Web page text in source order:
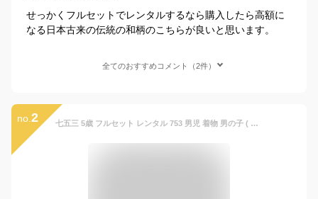
せっかくフルセットでレンタルするなら購入したら高額に
なる日本古来の伝統の和柄のこちらが良いと思います。
全てのおすすめコメント（2件）
no. 2 七五三 5歳 フルセット レンタル 753 男児 着物 男の子 ( 五歳 羽織 袴 ) 0110 花わらべ なんてん ベージュ/ベージュ 北欧 モダン【753 衣装 子供 きもの おとこのこ 男児 男子 卒園式 卒業式 ブランド】 送料無料 【レンタル】